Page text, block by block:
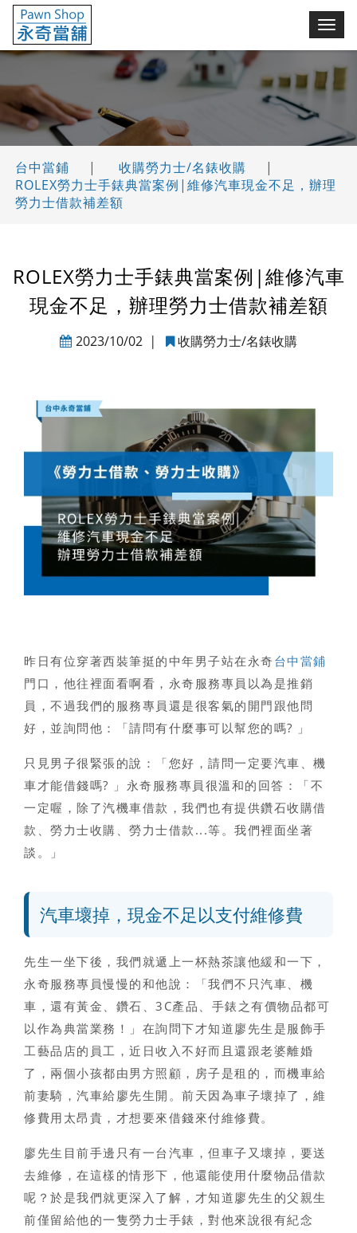
切
選
單
台中當鋪 | 收購勞力士/名錶收購
|
ROLEX勞力士手錶典當案例|維修汽車現金不足，辦理
勞力士借款補差額
ROLEX勞力士手錶典當案例|維修汽車
現金不足，辦理勞力士借款補差額
2023/10/02 | 收購勞力士/名錶收購
昨日有位穿著西裝筆挺的中年男子站在永奇台中當鋪
門口，他往裡面看啊看，永奇服務專員以為是推銷
員，不過我們的服務專員還是很客氣的開門跟他問
好，並詢問他：「請問有什麼事可以幫您的嗎? 」
只見男子很緊張的說：「您好，請問一定要汽車、機
車才能借錢嗎? 」永奇服務專員很溫和的回答：「不
一定喔，除了汽機車借款，我們也有提供鑽石收購借
款、勞力士收購、 勞力士借款 ...等。我們裡面坐著
談。」
汽車壞掉，現金不足以支付維修費
先生一坐下後，我們就遞上一杯熱茶讓他緩和一下，
永奇服務專員慢慢的和他說：「我們不只汽車、機
車，還有黃金、鑽石、3C產品、手錶之有價物品都可
以作為典當業務！」在詢問下才知道廖先生是服飾手
工藝品店的員工，近日收入不好而且還跟老婆離婚
了，兩個小孩都由男方照顧，房子是租的，而機車給
前妻騎，汽車給廖先生開。前天因為車子壞掉了，維
修費用太昂貴，才想要來借錢來付維修費。
廖先生目前手邊只有一台汽車，但車子又壞掉，要送
去維修，在這樣的情形下，他還能使用什麼物品借款
呢？於是我們就更深入了解，才知道廖先生的父親生
前僅留給他的一隻勞力士手錶，對他來說很有紀念